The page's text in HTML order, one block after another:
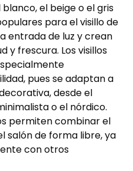
el beige o el gris
para el visillo de
entrada de luz y crean
y frescura. Los visillos
pues se adaptan a
desde el
o el nórdico.
permiten combinar el
salón de forma libre, ya
con otros